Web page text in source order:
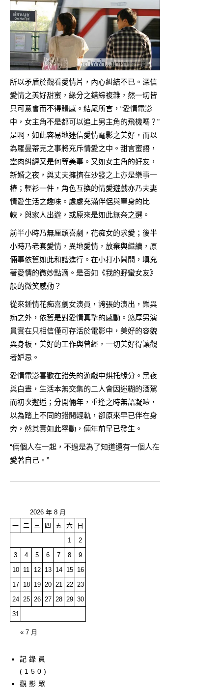
所以矛盾於觀看愛情片，內心糾結不已。深信
愛情之美好甜蜜，緣分之錯綜複雜，然一切皆
只可意會而不得體感。結尾所言，“愛情電影
中，女主角不是都可以追上男主角的飛機嗎？”
是啊，如此容易地迷信愛情電影之美好，而以
為羅曼蒂克之事將充斥情愛之中。甜言蜜語，
靈肉糾纏又是何等美事。又如女主角的好友，
新婚之夜，與丈夫擁擠在沙發之上亦是樂事一
樁；輕衫一件，角色互換的情愛遊戲亦乃夫妻
情愛生活之趣味。處處充滿伴侶與單身的比
較，與家人出遊，或原來是如此無奈之選。
前半小時乃無厘頭喜劇，花痴女的求愛；後半
小時乃老套愛情，異地愛情，放棄與繼續，原
倆事依舊如此和諧進行。在小打小鬧間，填充
著愛情的微妙點滴。是否如《我的野蠻女友》
般的微笑感動？
從來鍾情花痴喜劇女演員，誇張的演出，樂與
痴之外，依舊是對愛情真摯的感動。憨厚男演
員實在只相信僅可存活於電影中，美好的容貌
與身板，美好的工作與曾經，一切美好得讓觀
者妒忌。
愛情電影喜歡在錯失的遊戲中烘托緣分。黑夜
與白晝，生活本無交集的二人會因迷糊的酒駕
而初次邂逅；分開倆年，重逢之時無語凝噎，
以為踏上不同的錯開輕軌，卻原來早已伴在身
旁，然其實如此舉動，倆年前早已發生。
“倆個人在一起，不過是為了知道還有一個人在
愛著自己。”
2026 年 8 月
一
二 三 四 五 六
日
1
2
3
4 5 6 7 8
9
10
11 12 13 14 15
16
17
18 19 20 21 22
23
24
25 26 27 28 29 30
31
« 7 月
記錄員
(150)
觀影眾